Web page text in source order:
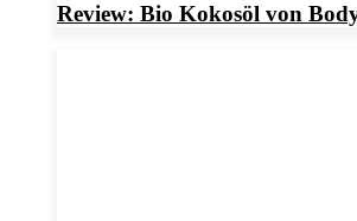
Review: Bio Kokosöl von